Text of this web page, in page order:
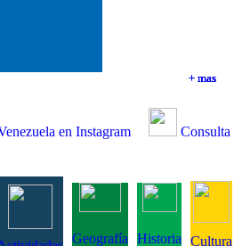
+ mas
+ mas
+ mas
+ mas
en Instagram
Consulta
Geografía Historia Cultura